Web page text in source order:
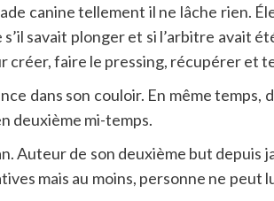
canine tellement il ne lâche rien.
savait plonger et si l’arbitre avait
créer, faire le pressing, récupérer et
dans son couloir. En même temps,
deuxième mi-temps.
Auteur de son deuxième but depuis
mais au moins, personne ne